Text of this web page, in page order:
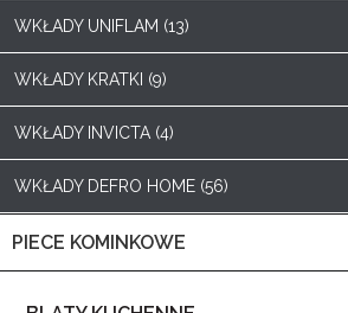
WKŁADY UNIFLAM (13)
WKŁADY KRATKI (9)
WKŁADY INVICTA (4)
WKŁADY DEFRO HOME (56)
PIECE KOMINKOWE